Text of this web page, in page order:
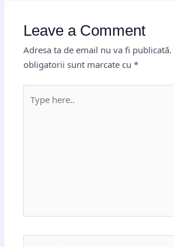
Leave a Comment
Adresa ta de email nu va fi publicată.
obligatorii sunt marcate cu*
here..